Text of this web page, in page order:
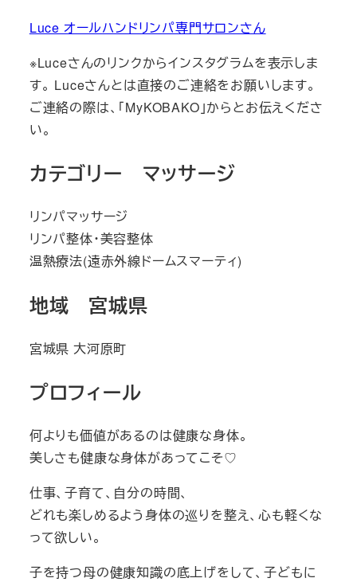
Luce オールハンドリンパ専門サロンさん
※Luceさんのリンクからインスタグラムを表示しま
す。 Luceさんとは直接のご連絡をお願いします。
ご連絡の際は、「MyKOBAKO」からとお伝えくださ
い。
カテゴリー マッサージ
リンパマッサージ
リンパ整体・美容整体
温熱療法(遠赤外線ドームスマーティ)
地域 宮城県
宮城県 大河原町
プロフィール
何よりも価値があるのは健康な身体。
美しさも健康な身体があってこそ♡
仕事、子育て、自分の時間、
どれも楽しめるよう身体の巡りを整え、心も軽くな
って欲しい。
子を持つ母の健康知識の底上げをして、子どもに